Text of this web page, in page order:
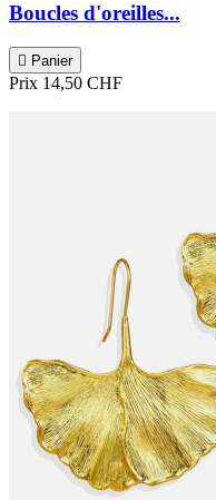
Boucles d'oreilles...
 Panier
Prix 14,50 CHF